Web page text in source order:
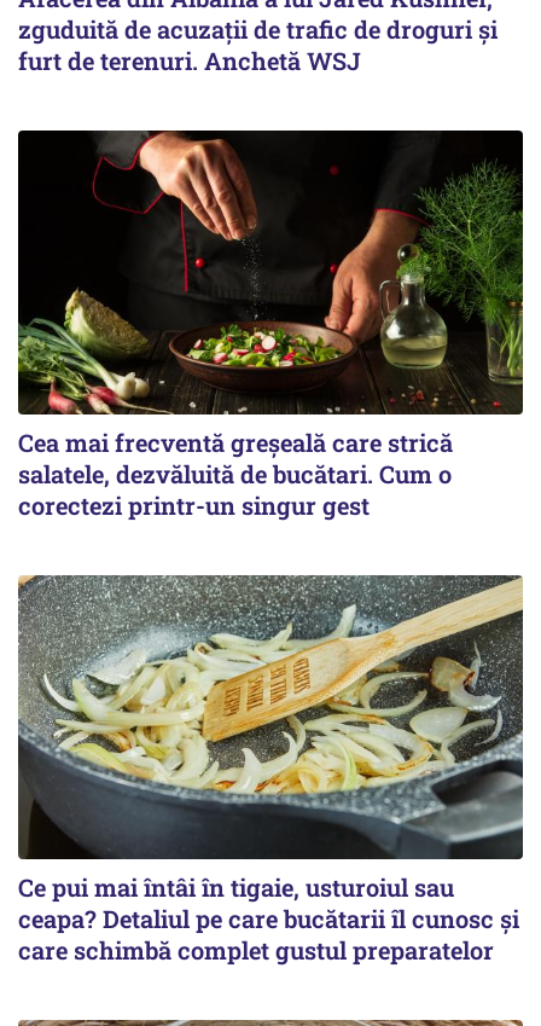
zguduită de acuzații de trafic de droguri și
furt de terenuri. Anchetă WSJ
Cea mai frecventă greșeală care strică
salatele, dezvăluită de bucătari. Cum o
corectezi printr-un singur gest
Ce pui mai întâi în tigaie, usturoiul sau
ceapa? Detaliul pe care bucătarii îl cunosc și
care schimbă complet gustul preparatelor